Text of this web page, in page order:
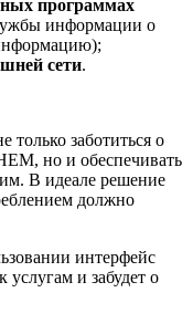
программах
информации о
сети.
заботиться о
но и обеспечивать
В идеале решение
должно
интерфейс
услугам и забудет о